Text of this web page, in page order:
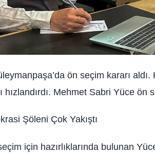
ön seçim kararı aldı.
hızlandırdı. Mehmet Sabri Yüce ön
Şöleni Çok Yakıştı
için hazırlıklarında bulunan